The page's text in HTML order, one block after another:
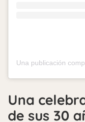
Una
de sus 30